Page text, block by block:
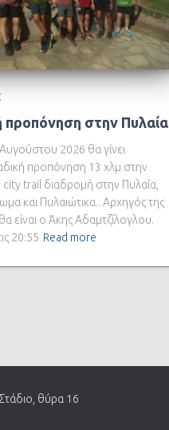
προπόνηση στην Πυλαία
2026 θα γίνει
προπόνηση 13 χλμ στην
trail διαδρομή στην Πυλαία,
και Πυλαιώτικα.. Αρχηγός της
είναι ο Άκης Αδαμτζίλογλου.
20:55 Read more
θύρα 16